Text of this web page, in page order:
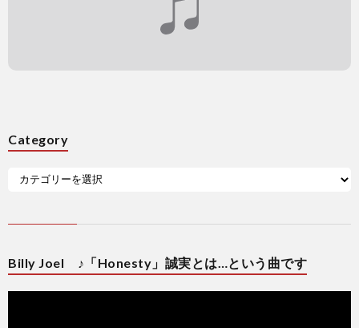
Category
Billy Joel ♪「Honesty」誠実とは…という曲です
動